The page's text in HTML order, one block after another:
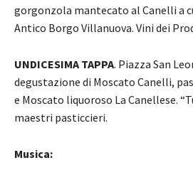
gorgonzola mantecato al Canelli a
Antico Borgo Villanuova. Vini dei
UNDICESIMA TAPPA. Piazza San
degustazione di Moscato Canelli,
e Moscato liquoroso La Canellese.
maestri pasticcieri.
Musica: